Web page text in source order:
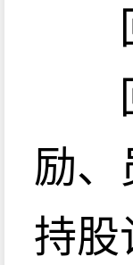
回
回
励
持股